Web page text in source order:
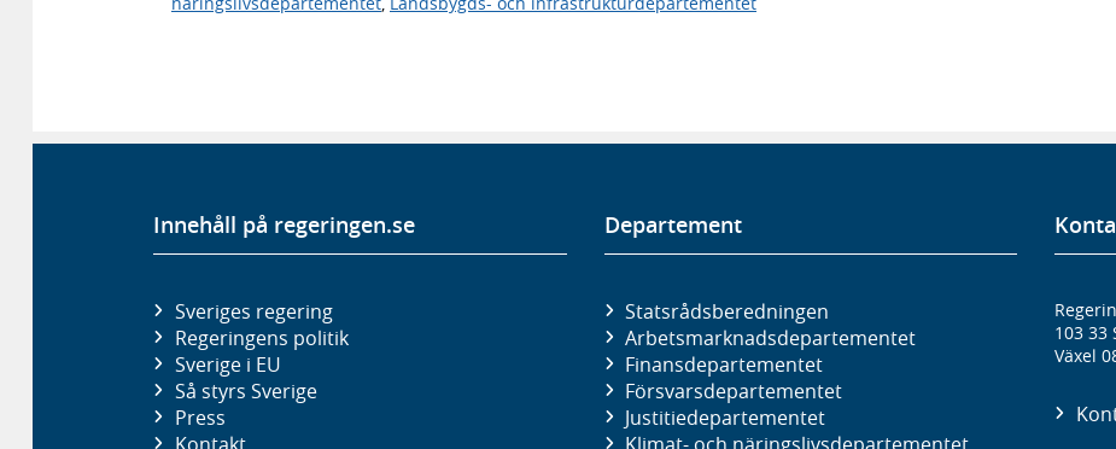
Innehåll på regeringen.se
Sveriges regering
Regeringens politik
Sverige i EU
Så styrs Sverige
Press
Departement
Statsrådsberedningen
Arbetsmarknads­departementet
Finans­departementet
Försvars­departementet
Justitie­departementet
103 33
Växel